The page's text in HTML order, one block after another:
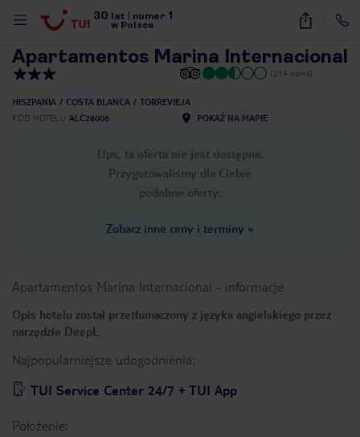
30 lat numer 1
w Polsce
22
Apartamentos Marina Internacional
(214 opinii)
HISZPANIA COSTA BLANCA
TORREVIEJA
KOD HOTELU ALC28006 POKAŻ NA MAPIE
Ups, ta oferta nie jest dostępna.
Przygotowaliśmy dla Ciebie
podobne oferty:
Zobacz inne ceny i terminy »
Apartamentos Marina Internacional - informacje
Opis hotelu został przetłumaczony z języka angielskiego przez
narzędzie DeepL
Najpopularniejsze udogodnienia:
TUI Service Center 24/7 + TUI App
Położenie: